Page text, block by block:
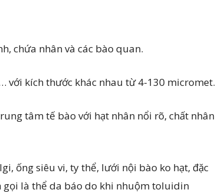
chứa nhân và các bào quan.
với kích thước khác nhau từ 4-130 micromet.
tâm tế bào với hạt nhân nổi rõ, chất nhân
ống siêu vi, ty thể, lưới nội bào ko hạt, đặc
là thể da báo do khi nhuộm toluidin